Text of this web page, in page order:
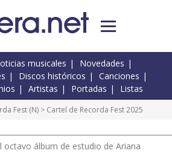
musicales
Novedades
Discos históricos
Canciones
Artistas Portadas Listas
Fest (N) > Cartel de Recorda Fest 2025
octavo álbum de estudio de Ariana